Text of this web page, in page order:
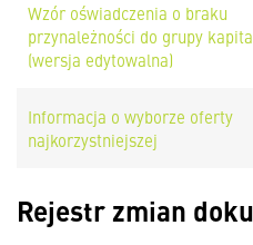
Wzór oświadczenia o braku
przynależności do grupy
(wersja edytowalna)
Informacja o wyborze oferty
najkorzystniejszej
Rejestr zmian